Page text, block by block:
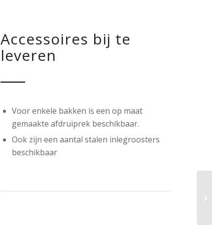
Accessoires bij te
leveren
Voor enkele bakken is een op maat
gemaakte afdruiprek beschikbaar.
Ook zijn een aantal stalen inlegroosters
beschikbaar